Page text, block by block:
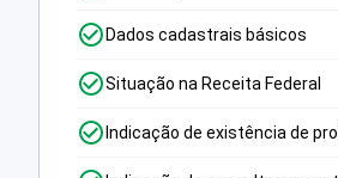
Dados cadastrais básicos
Situação na Receita Federal
Indicação de existência de